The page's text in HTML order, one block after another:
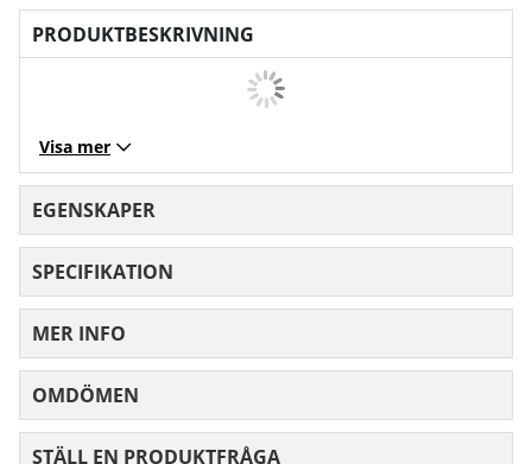
PRODUKTBESKRIVNING
Visa mer
EGENSKAPER
SPECIFIKATION
MER INFO
OMDÖMEN
STÄLL EN PRODUKTFRÅGA